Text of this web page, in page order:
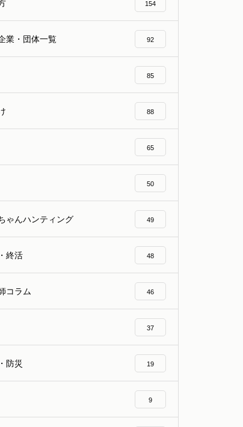
154
業・団体一覧 92
85
88
65
50
ゃんハンティング 49
終活 48
コラム 46
37
防災 19
9